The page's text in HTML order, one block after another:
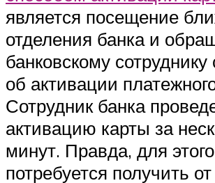
является посещение
отделения банка и
банковскому
об активации
Сотрудник банка
активацию карты за
минут. Правда, для
потребуется получить